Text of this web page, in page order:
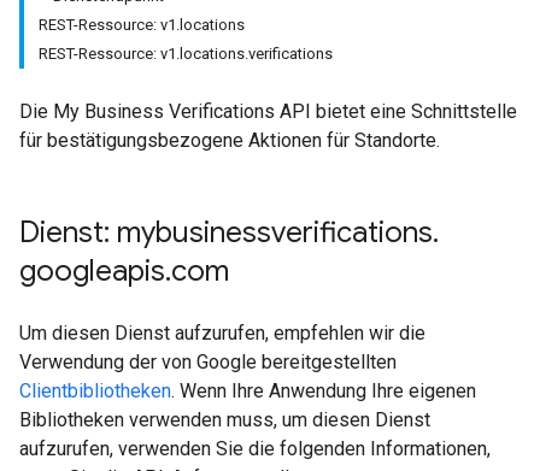
REST-Ressource: v1.locations
REST-Ressource: v1.locations.verifications
Die My Business Verifications API bietet eine Schnittstelle
für bestätigungsbezogene Aktionen für Standorte.
Dienst: mybusinessverifications.
googleapis.com
Um diesen Dienst aufzurufen, empfehlen wir die
Verwendung der von Google bereitgestellten
Clientbibliotheken. Wenn Ihre Anwendung Ihre eigenen
Bibliotheken verwenden muss, um diesen Dienst
aufzurufen, verwenden Sie die folgenden Informationen,